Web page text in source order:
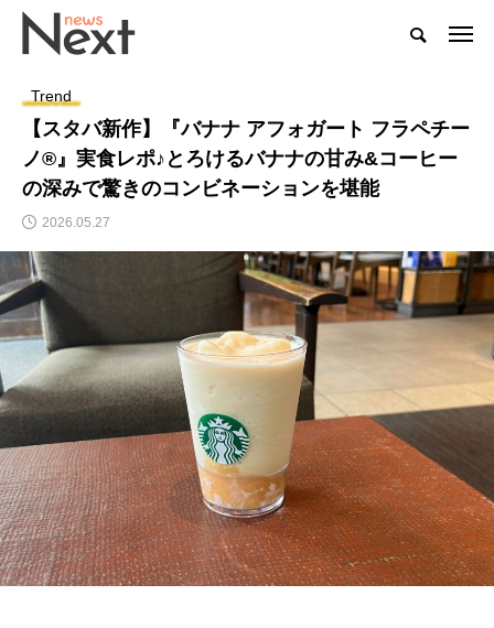
Trend
【スタバ新作】『バナナ アフォガート フラペチー
ノ®』実食レポ♪とろけるバナナの甘み&コーヒー
の深みで驚きのコンビネーションを堪能
2026.05.27